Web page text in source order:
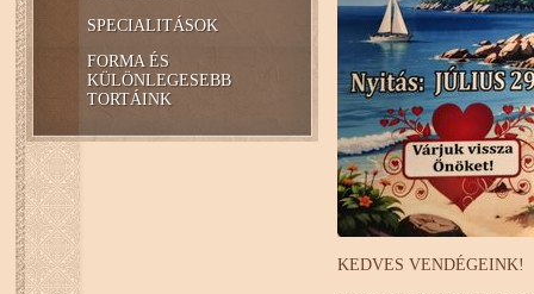
SPECIALITÁSOK
FORMA ÉS
KÜLÖNLEGESEBB
TORTÁINK
KEDVES VENDÉGEINK!